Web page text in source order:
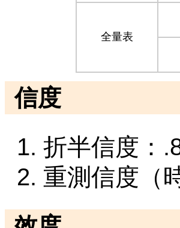
全量表
信度
折半信度：
重測信度（